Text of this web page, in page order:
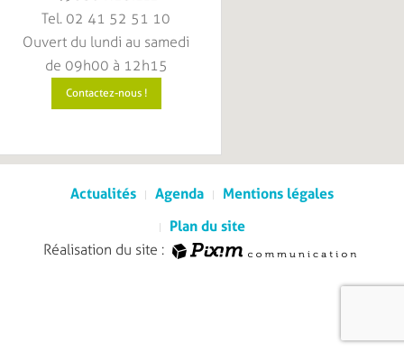
Tel. 02 41 52 51 10
Ouvert du lundi au samedi
de 09h00 à 12h15
Contactez-nous !
Actualités Agenda
Mentions légales
Plan du site
Réalisation du site :